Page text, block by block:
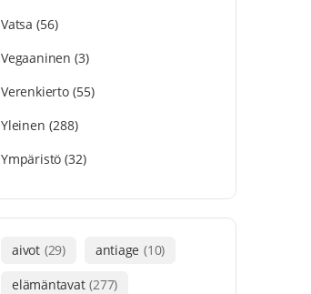
Vatsa (56)
Vegaaninen (3)
Verenkierto(55)
Yleinen (288)
Ympäristö (32)
aivot (29) antiage (10)
elämäntavat (277)